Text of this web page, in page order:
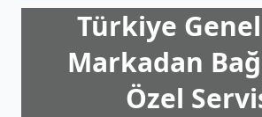
Türkiye
Markadan
Özel